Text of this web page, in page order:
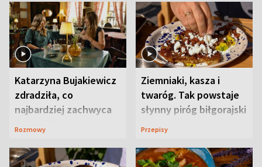
Katarzyna Bujakiewicz
zdradziła, co
najbardziej zachwyca
ją w Lublinie
Rozmowy
Ziemniaki, kasza i
twaróg. Tak powstaje
słynny piróg biłgorajski
Przepisy